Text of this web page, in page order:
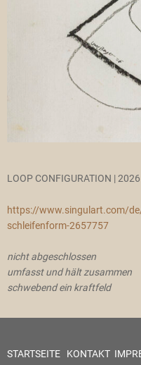
LOOP CONFIGURATION |
https://www.singulart.com/
schleifenform-2657757
nicht abgeschlossen
umfasst und hält zusammen
schwebend ein kraftfeld
STARTSEITE KONTAKT